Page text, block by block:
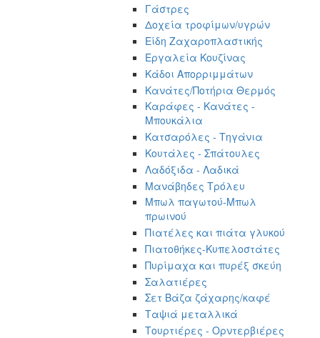
Γάστρες
Δοχεία τροφίμων/υγρών
Είδη Ζαχαροπλαστικής
Εργαλεία Κουζίνας
Κάδοι Απορριμμάτων
Κανάτες/Ποτήρια Θερμός
Καράφες - Κανάτες -
Μπουκάλια
Κατσαρόλες - Τηγάνια
Κουτάλες - Σπάτουλες
Λαδόξιδα - Λαδικά
Μανάβηδες Τρόλευ
Μπωλ παγωτού-Μπωλ
πρωινού
Πιατέλες και πιάτα γλυκού
Πιατοθήκες-Κυπελοστάτες
Πυρίμαχα και πυρέξ σκεύη
Σαλατιέρες
Σετ Βάζα ζάχαρης/καφέ
Ταψιά μεταλλικά
Τουρτιέρες - Ορντερβιέρες